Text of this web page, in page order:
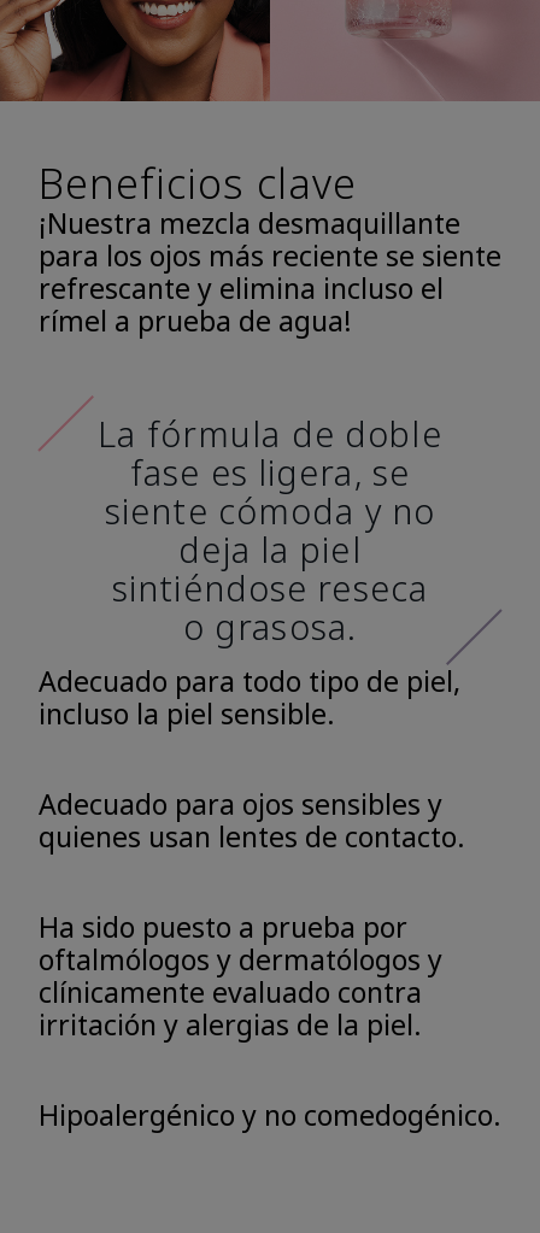
Beneficios clave
¡Nuestra mezcla desmaquillante
para los ojos más reciente se siente
refrescante y elimina incluso el
rímel a prueba de agua!
La fórmula de doble
fase es ligera, se
siente cómoda y no
deja la piel
sintiéndose reseca
o grasosa.
Adecuado para todo tipo de piel,
incluso la piel sensible.
Adecuado para ojos sensibles y
quienes usan lentes de contacto.
Ha sido puesto a prueba por
oftalmólogos y dermatólogos y
clínicamente evaluado contra
irritación y alergias de la piel.
Hipoalergénico y no comedogénico.